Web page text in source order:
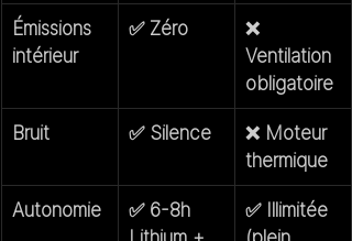
Émissions
intérieur
✅ Zéro
❌
Ventilation
obligatoire
Bruit ✅ Silence
❌ Moteur
thermique
Autonomie
✅ 6-8h
✅ Illimitée